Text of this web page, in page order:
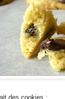
des cookies :